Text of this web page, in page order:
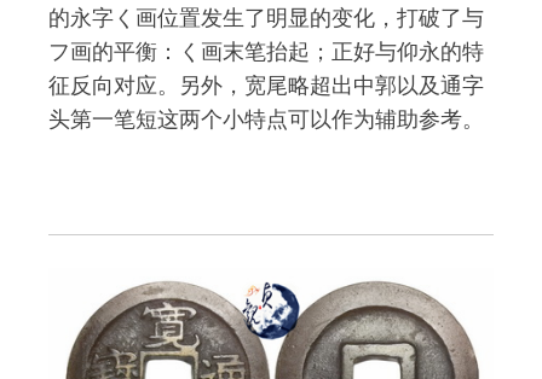
的永字く画位置发生了明显的变化，打破了与
フ画的平衡：く画末笔抬起；正好与仰永的特
征反向对应。另外，宽尾略超出中郭以及通字
头第一笔短这两个小特点可以作为辅助参考。